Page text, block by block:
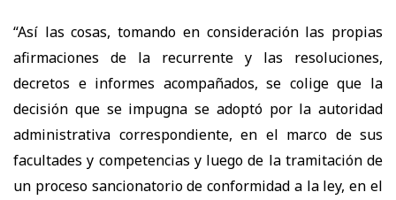
“Así las cosas, tomando en consideración las propias
afirmaciones de la recurrente y las resoluciones,
decretos e informes acompañados, se colige que la
decisión que se impugna se adoptó por la autoridad
administrativa correspondiente, en el marco de sus
facultades y competencias y luego de la tramitación de
un proceso sancionatorio de conformidad a la ley, en el